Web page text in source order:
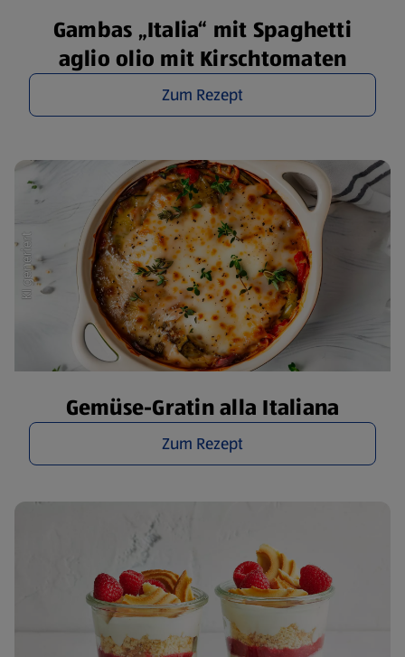
Gambas „Italia“ mit Spaghetti
aglio olio mit Kirschtomaten
Zum Rezept
Gemüse-Gratin alla Italiana
Zum Rezept